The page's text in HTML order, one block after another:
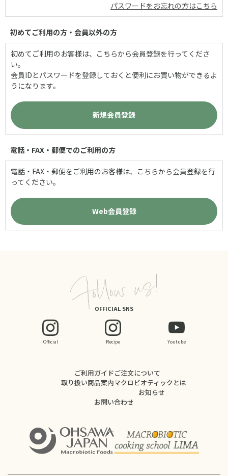
パスワードをお忘れの方はこちら
初めてご利用の方・会員以外の方
初めてご利用のお客様は、こちらから会員登録を行ってくださ
い。
会員IDとパスワードを登録しておくと便利にお買い物ができるよ
うになります。
電話・FAX・郵便でのご利用の方
電話・FAX・郵便をご利用のお客様は、こちらから会員登録を行
ってください。
OFFICIAL SNS
Official Recipe Youtube
ご利用ガイドご注文について
取り扱い商品案内マクロビオティックとは
お知らせ
お問い合わせ